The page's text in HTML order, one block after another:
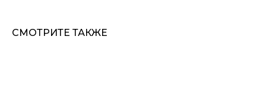
СМОТРИТЕ ТАКЖЕ